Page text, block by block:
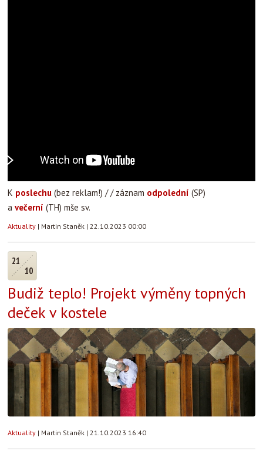
K poslechu (bez reklam!) / / záznam odpolední (SP)
a večerní (TH) mše sv.
Aktuality | Martin Staněk | 22.10.2023 00:00
21
10
Budiž teplo! Projekt výměny topných
deček v kostele
Aktuality | Martin Staněk | 21.10.2023 16:40